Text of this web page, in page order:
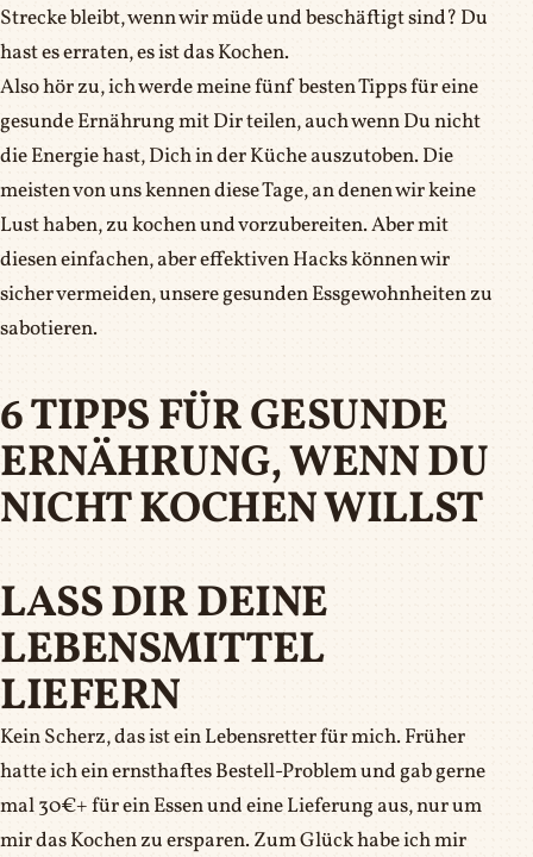
Strecke bleibt, wenn wir müde und beschäftigt sind? Du
hast es erraten, es ist das Kochen.
Also hör zu, ich werde meine fünf besten Tipps für eine
gesunde Ernährung mit Dir teilen, auch wenn Du nicht
die Energie hast, Dich in der Küche auszutoben. Die
meisten von uns kennen diese Tage, an denen wir keine
Lust haben, zu kochen und vorzubereiten. Aber mit
diesen einfachen, aber effektiven Hacks können wir
sicher vermeiden, unsere gesunden Essgewohnheiten zu
sabotieren.
6 TIPPS FÜR GESUNDE
ERNÄHRUNG, WENN DU
NICHT KOCHEN WILLST
LASS DIR DEINE
LEBENSMITTEL
LIEFERN
Kein Scherz, das ist ein Lebensretter für mich. Früher
hatte ich ein ernsthaftes Bestell-Problem und gab gerne
mal 30€+ für ein Essen und eine Lieferung aus, nur um
mir das Kochen zu ersparen. Zum Glück habe ich mir